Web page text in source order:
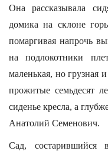
Она рассказывала
домика на склоне
помаргивая напрочь
на подлокотники
маленькая, но грузная
прожитые семьдесят
сиденье кресла, а
Анатолий Семенович.
Сад, состарившийся